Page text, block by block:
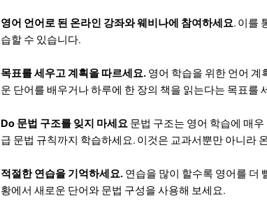
영어 언어로 된 온라인 강좌와 웨비나에 참여하세요. 이를
습할 수 있습니다.
목표를 세우고 계획을 따르세요.영어 학습을 위한 언어 계
운 단어를 배우거나 하루에 한 장의 책을 읽는다는 목표를
Do 문법 구조를 잊지 마세요 문법 구조는 영어 학습에 매
급 문법 규칙까지 학습하세요. 이것은 교과서뿐만 아니라
적절한 연습을 기억하세요.연습을 많이 할수록 영어를 더
황에서 새로운 단어와 문법 구성을 사용해 보세요.